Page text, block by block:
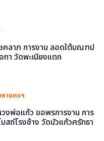
คลาภ การงาน ลอดใต้มณฑป
า วัดพะเนียงแตก
หานครฯ
งพ่อแก้ว ขอพรการงาน การ
บสถ์โรงช้าง วัดบัวแก้วศรัทธา